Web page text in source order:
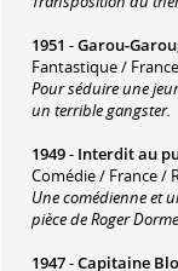
1951 -Garou-
Fantastique /
Pour séduire une
un terrible gangster.
1949- Interdit au
Comédie / France /
Une comédienne et
pièce de Roger
1947-Capitaine